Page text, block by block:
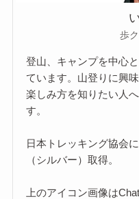
歩
登山、キャンプを中心
ています。山登りに興
楽しみ方を知りたい人
す。
日本トレッキング協会
（シルバー）取得。
上のアイコン画像は